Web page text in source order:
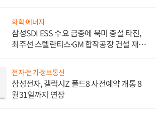
화학·에너지
삼성SDI ESS 수요 급증에 북미 증설 타진,
최주선 스텔란티스·GM 합작공장 건설 재추
전자·전기·정보통신
삼성전자, 갤럭시Z 폴드8 사전예약 개통 8
월31일까지 연장